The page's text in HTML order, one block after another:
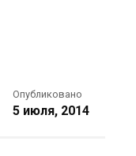
Опубликовано
5 июля, 2014